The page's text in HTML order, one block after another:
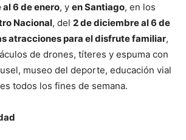
6 de enero, y en Santiago, en los
Nacional, del 2 de diciembre al 6 de
atracciones para el disfrute familiar,
de drones, títeres y espuma con
museo del deporte, educación vial
todos los fines de semana.